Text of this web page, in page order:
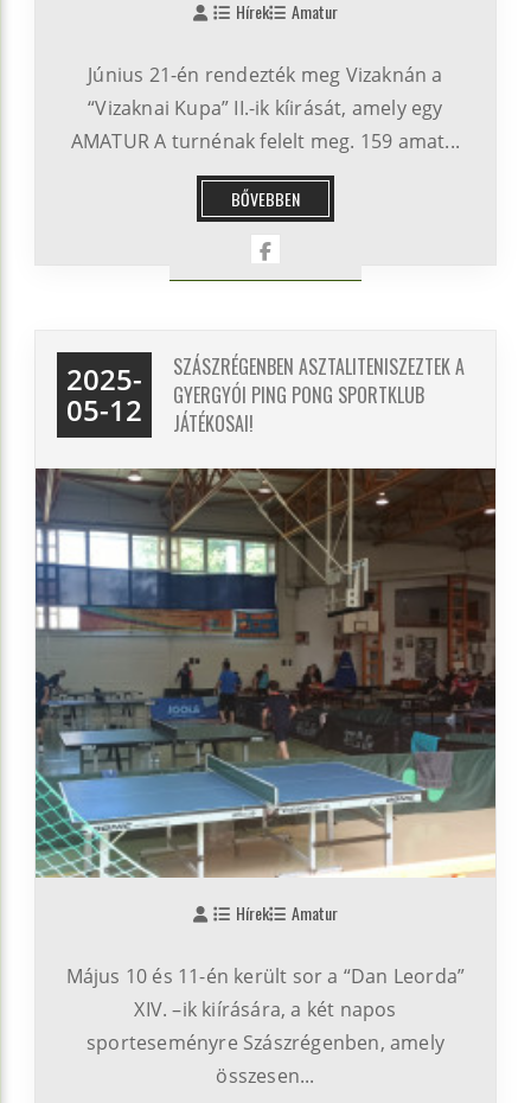
Hírek Amatur
Június 21-én rendezték meg Vizaknán a
“Vizaknai Kupa” II.-ik kíirását, amely egy
AMATUR A turnénak felelt meg. 159 amat...
BŐVEBBEN
2025-
05-12
SZÁSZRÉGENBEN ASZTALITENISZEZTEK A
GYERGYÓI PING PONG SPORTKLUB
JÁTÉKOSAI!
Hírek Amatur
Május 10 és 11-én került sor a “Dan Leorda”
XIV. –ik kiírására, a két napos
sporteseményre Szászrégenben, amely
összesen...